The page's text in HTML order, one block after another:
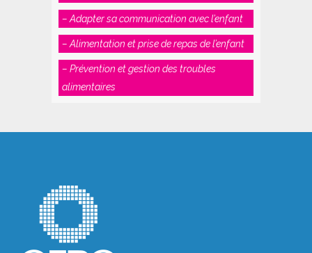
– Adapter sa communication avec l’enfant
– Alimentation et prise de repas de l’enfant
– Prévention et gestion des troubles
alimentaires